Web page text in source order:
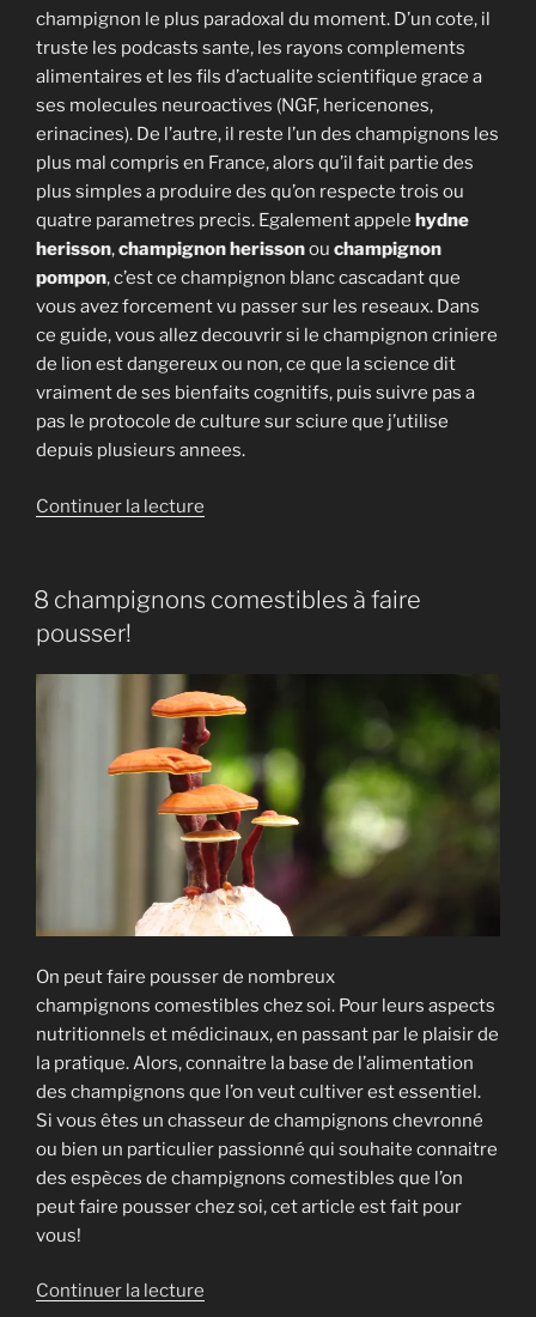
champignon le plus paradoxal du moment. D’un cote, il
truste les podcasts sante, les rayons complements
alimentaires et les fils d’actualite scientifique grace a
ses molecules neuroactives (NGF, hericenones,
erinacines). De l’autre, il reste l’un des champignons les
plus mal compris en France, alors qu’il fait partie des
plus simples a produire des qu’on respecte trois ou
quatre parametres precis. Egalement appele hydne
herisson,champignon herissonou champignon
pompon, c’est ce champignon blanc cascadant que
vous avez forcement vu passer sur les reseaux. Dans
ce guide, vous allez decouvrir si le champignon criniere
de lion est dangereux ou non, ce que la science dit
vraiment de ses bienfaits cognitifs, puis suivre pas a
pas le protocole de culture sur sciure que j’utilise
depuis plusieurs annees.
Continuer la lecture
(crinière
culture
complète
sur
sciure »
8 champignons comestibles à faire
pousser!
On peut faire pousser de nombreux
champignons comestibles chez soi. Pour leurs aspects
nutritionnels et médicinaux, en passant par le plaisir de
la pratique. Alors, connaitre la base de l’alimentation
des champignons que l’on veut cultiver est essentiel.
Si vous êtes un chasseur de champignons chevronné
ou bien un particulier passionné qui souhaite connaitre
des espèces de champignons comestibles que l’on
peut faire pousser chez soi, cet article est fait pour
vous!
Continuer la lecture